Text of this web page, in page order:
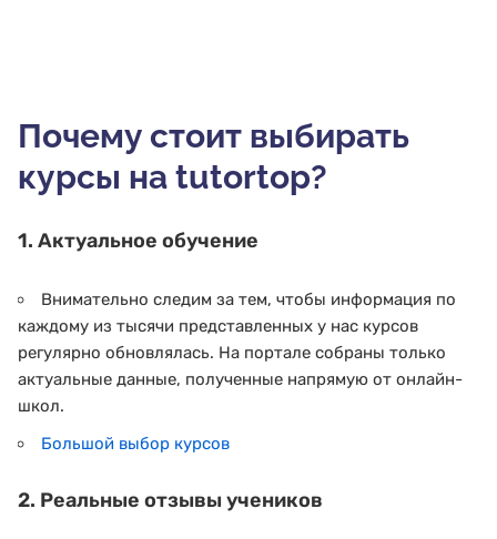
Почему стоит выбирать
курсы на tutortop?
1. Актуальное обучение
Внимательно следим за тем, чтобы информация по
каждому из тысячи представленных у нас курсов
регулярно обновлялась. На портале собраны только
актуальные данные, полученные напрямую от онлайн-
школ.
Большой выбор курсов
2. Реальные отзывы учеников